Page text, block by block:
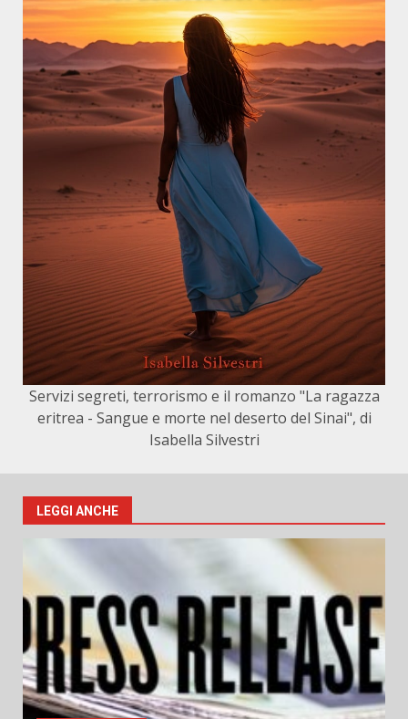
Servizi segreti, terrorismo e il romanzo "La ragazza
eritrea - Sangue e morte nel deserto del Sinai", di
Isabella Silvestri
LEGGI ANCHE